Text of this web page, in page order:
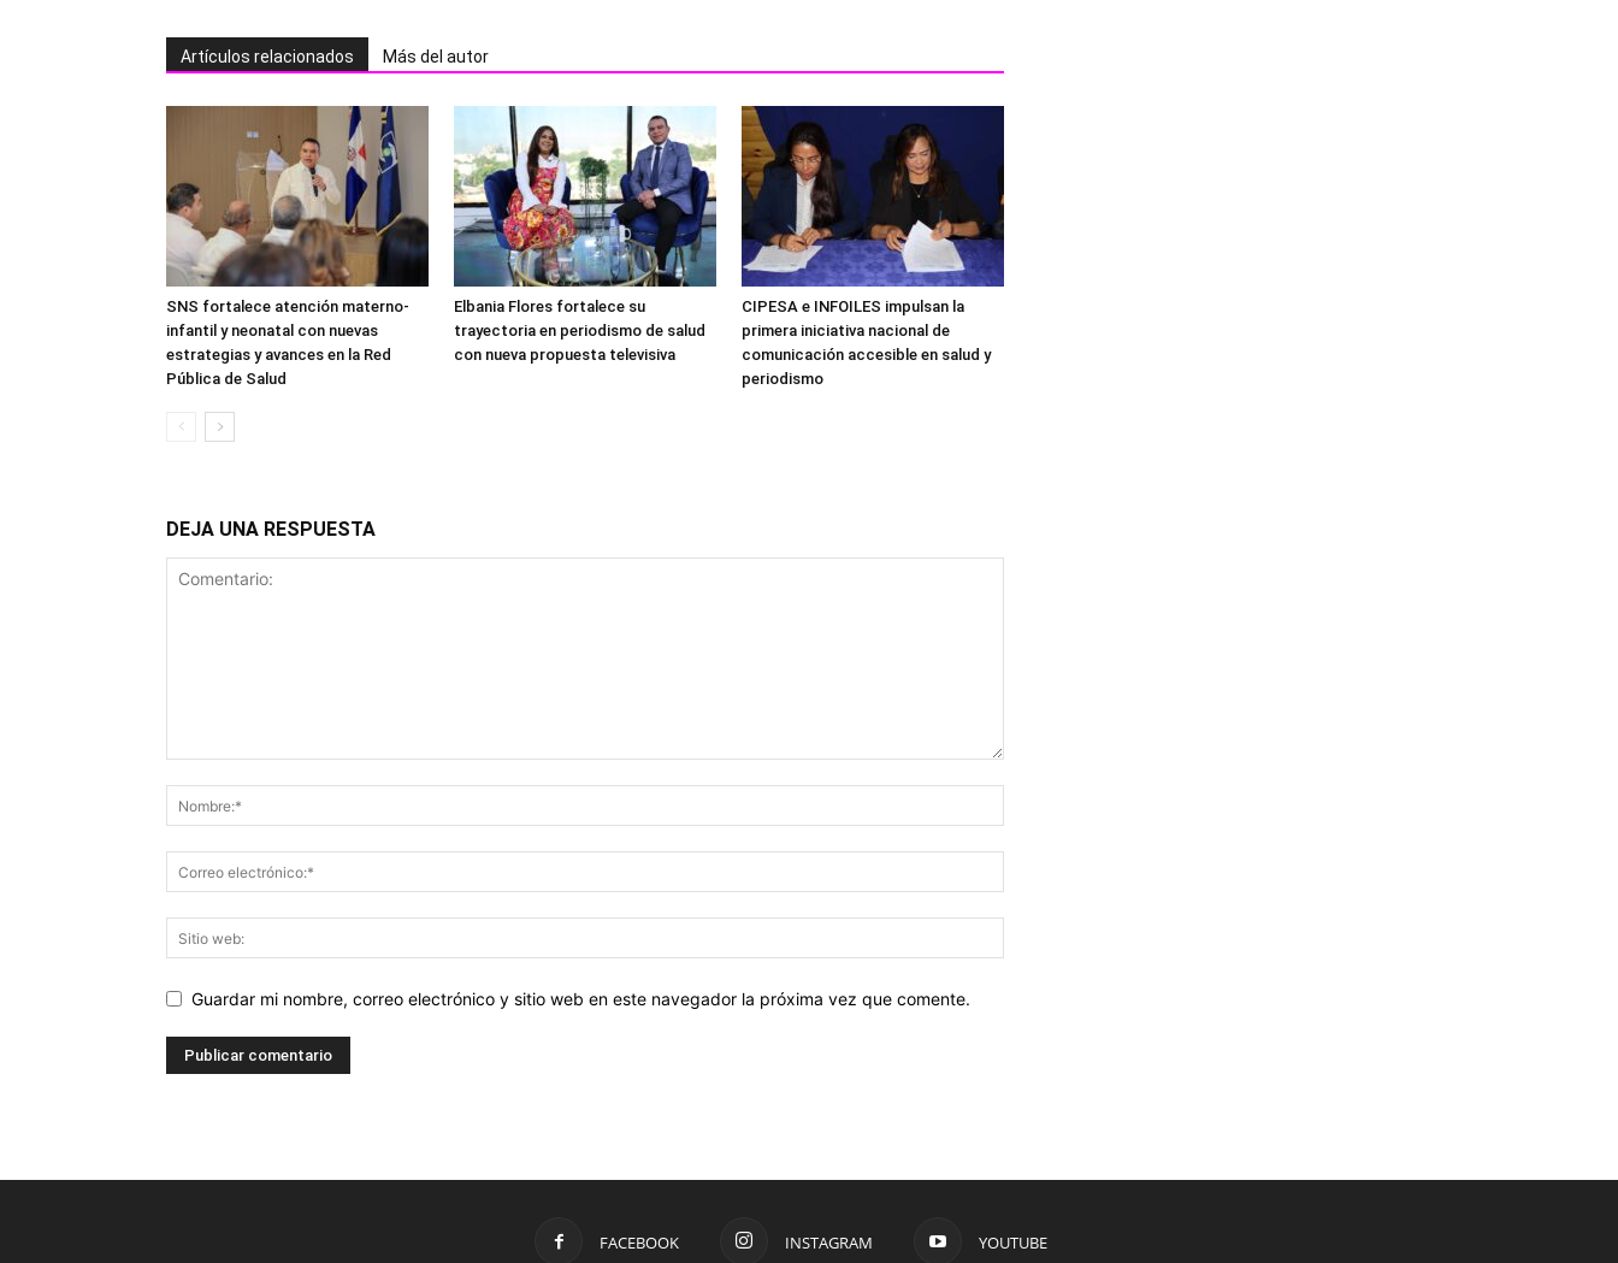
Artículos relacionados Más del autor
SNS fortalece atención materno-
infantil y neonatal con nuevas
estrategias y avances en la Red
Pública de Salud
Elbania Flores fortalece su
trayectoria en periodismo de salud
con nueva propuesta televisiva
CIPESA e INFOILES impulsan la
primera iniciativa nacional de
comunicación accesible en salud y
periodismo
DEJA UNA RESPUESTA
Guardar mi nombre, correo electrónico y sitio web en este navegador la próxima vez que comente.
FACEBOOK INSTAGRAM YOUTUBE